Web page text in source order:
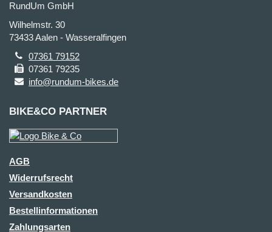
RundUm GmbH
Wilhelmstr. 30
73433 Aalen - Wasseralfingen
07361 79152
07361 79235
info@rundum-bikes.de
BIKE&CO PARTNER
AGB
Widerrufsrecht
Versandkosten
Bestellinformationen
Zahlungsarten